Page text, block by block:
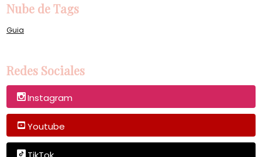
Nube de Tags
Guia
Redes Sociales
Instagram
Youtube
TikTok